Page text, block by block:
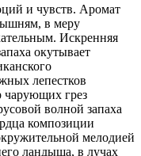
и чувств. Аромат
в меру
Искренняя
окутывает
лепестков
чарующих грез
волной запаха
композиции
мелодией
ландыша, в лучах